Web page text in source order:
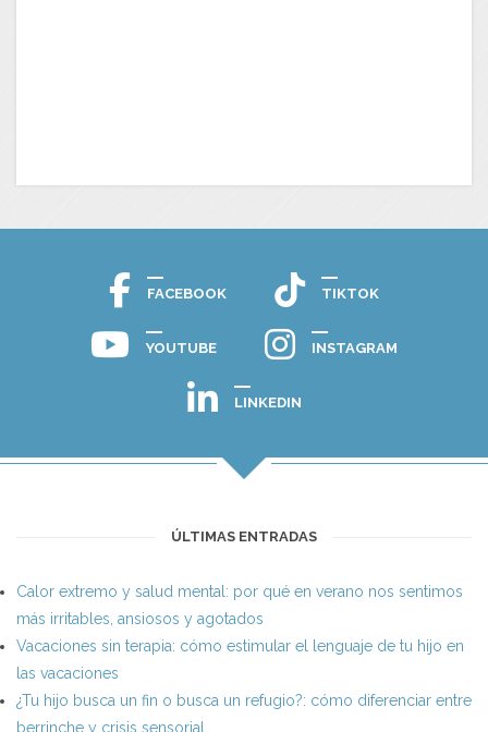
FACEBOOK TIKTOK
YOUTUBE INSTAGRAM
LINKEDIN
ÚLTIMAS ENTRADAS
Calor extremo y salud mental: por qué en verano nos sentimos
más irritables, ansiosos y agotados
Vacaciones sin terapia: cómo estimular el lenguaje de tu hijo en
las vacaciones
¿Tu hijo busca un fin o busca un refugio?: cómo diferenciar entre
berrinche y crisis sensorial